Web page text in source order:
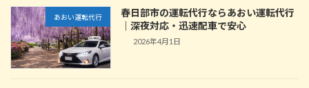
あおい運転代行
春日部市の運転代行ならあおい運転代行
｜深夜対応・迅速配車で安心
2026年4月1日